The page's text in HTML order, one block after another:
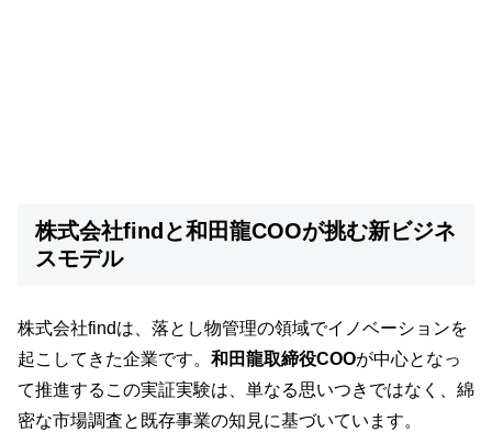
株式会社findと和田龍COOが挑む新ビジネ
スモデル
株式会社findは、落とし物管理の領域でイノベーションを
起こしてきた企業です。 和田龍取締役COOが中心となっ
て推進するこの実証実験は、単なる思いつきではなく、綿
密な市場調査と既存事業の知見に基づいています。